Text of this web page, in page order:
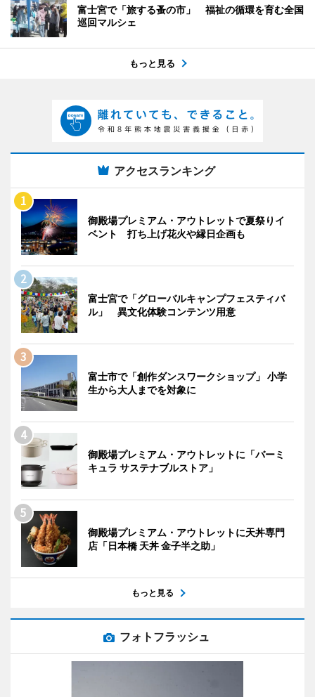
富士宮で「旅する蚤の市」 福祉の循環を育む全国
巡回マルシェ
もっと見る
アクセスランキング
御殿場プレミアム・アウトレットで夏祭りイ
ベント 打ち上げ花火や縁日企画も
富士宮で「グローバルキャンプフェスティバ
ル」 異文化体験コンテンツ用意
富士市で「創作ダンスワークショップ」 小学
生から大人までを対象に
御殿場プレミアム・アウトレットに「バーミ
キュラ サステナブルストア」
御殿場プレミアム・アウトレットに天丼専門
店「日本橋 天丼 金子半之助」
もっと見る
フォトフラッシュ